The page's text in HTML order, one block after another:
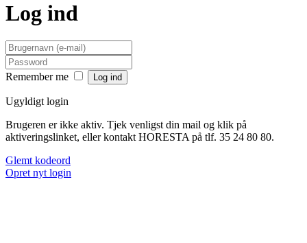
Log ind
Remember me
Ugyldigt login
Brugeren er ikke aktiv. Tjek venligst din mail og klik på
aktiveringslinket, eller kontakt HORESTA på tlf. 35 24 80 80.
Glemt kodeord
Opret nyt login